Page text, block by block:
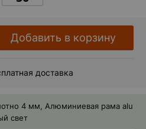
Добавить в корзину
доставка
4 мм, Алюминиевая рама alu
свет